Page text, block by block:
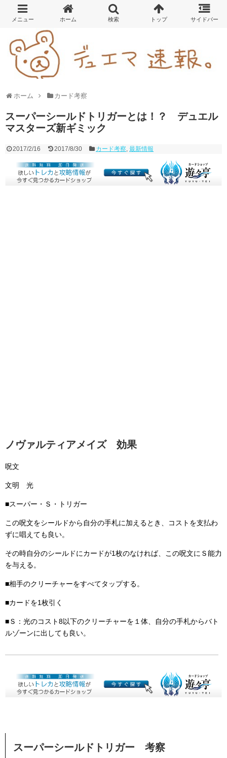
ホーム カード考察
スーパーシールドトリガーとは！？ デュエル
マスターズ新ギミック
2017/2/16 2017/8/30 カード考察,最新情報
ノヴァルティアメイズ 効果
呪文
文明 光
■スーパー・Ｓ・トリガー
この呪文をシールドから自分の手札に加えるとき、コストを支払わ
ずに唱えても良い。
その時自分のシールドにカードが1枚のなければ、この呪文にＳ能力
を与える。
■相手のクリーチャーをすべてタップする。
■カードを1枚引く
■Ｓ：光のコスト8以下のクリーチャーを１体、自分の手札からバト
ルゾーンに出しても良い。
スーパーシールドトリガー 考察